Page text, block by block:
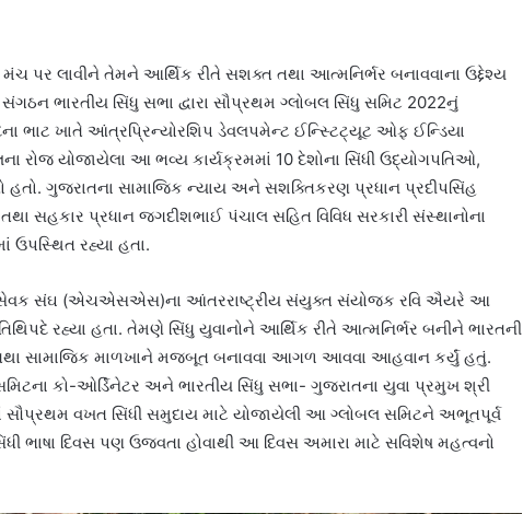
પર લાવીને તેમને આર્થિક રીતે સશક્ત તથા આત્મનિર્ભર બનાવવાના ઉદ્દેશ્ય
સંગઠન ભારતીય સિંધુ સભા દ્વારા સૌપ્રથમ ગ્લોબલ સિંધુ સમિટ 2022નું
ભાટ ખાતે આંત્રપ્રિન્યોરશિપ ડેવલપમેન્ટ ઈન્સ્ટિટ્યૂટ ઓફ ઈન્ડિયા
રોજ યોજાયેલા આ ભવ્ય કાર્યક્રમમાં 10 દેશોના સિંધી ઉદ્યોગપતિઓ,
ગુજરાતના સામાજિક ન્યાય અને સશક્તિકરણ પ્રધાન પ્રદીપસિંહ
સહકાર પ્રધાન જગદીશભાઈ પંચાલ સહિત વિવિધ સરકારી સંસ્થાનોના
ઉપસ્થિત રહ્યા હતા.
સંઘ (એચએસએસ)ના આંતરરાષ્ટ્રીય સંયુક્ત સંયોજક રવિ ઐયરે આ
રહ્યા હતા. તેમણે સિંધુ યુવાનોને આર્થિક રીતે આત્મનિર્ભર બનીને ભારતની
તથા સામાજિક માળખાને મજબૂત બનાવવા આગળ આવવા આહવાન કર્યું હતું.
કો-ઓર્ડિનેટર અને ભારતીય સિંધુ સભા- ગુજરાતના યુવા પ્રમુખ શ્રી
સૌપ્રથમ વખત સિંધી સમુદાય માટે યોજાયેલી આ ગ્લોબલ સમિટને અભૂતપૂર્વ
ભાષા દિવસ પણ ઉજવતા હોવાથી આ દિવસ અમારા માટે સવિશેષ મહત્વનો